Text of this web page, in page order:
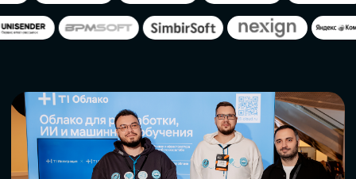
СКАЧАТЬ ПРОГРАММУ
СТАТЬ СПИКЕРОМ